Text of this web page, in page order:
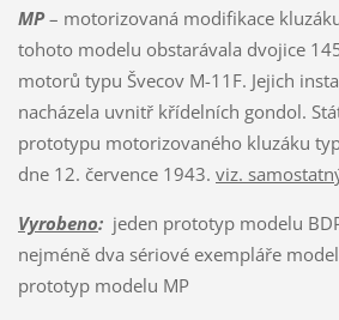
MP– motorizovaná modifikace
tohoto modelu obstarávala dvojice
motorů typu Švecov M-11F. Jejich
nacházela uvnitř křídelních gondol.
prototypu motorizovaného kluzáku
dne 12. července 1943. viz.
Vyrobeno:jeden prototyp modelu
nejméně dva sériové exempláře
prototyp modelu MP